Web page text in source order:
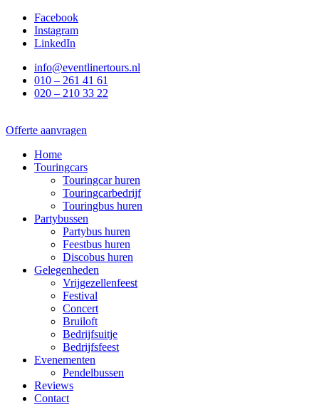
naar
Facebook
Instagram
LinkedIn
info@eventlinertours.nl
010 – 261 41 61
020 – 210 33 22
Offerte aanvragen
Home
Touringcars
Touringcar huren
Touringcarbedrijf
Touringbus huren
Partybussen
Partybus huren
Feestbus huren
Discobus huren
Gelegenheden
Vrijgezellenfeest
Festival
Concert
Bruiloft
Bedrijfsuitje
Bedrijfsfeest
Evenementen
Pendelbussen
Reviews
Contact